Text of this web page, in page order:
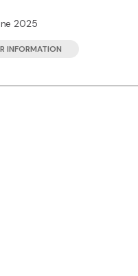
2025
INFORMATION